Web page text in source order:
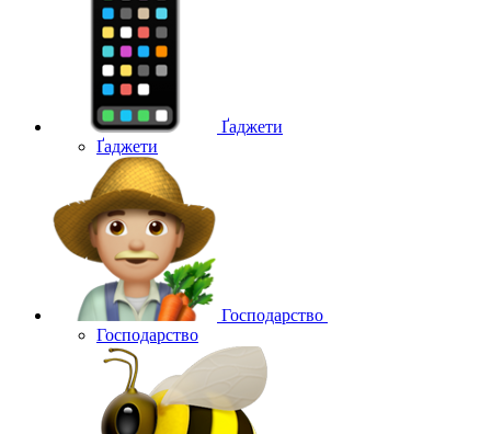
Ґаджети
Ґаджети
Господарство
Господарство